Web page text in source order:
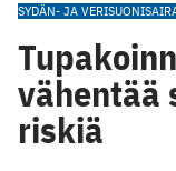
SYDÄN- JA
vähentää
riskiä